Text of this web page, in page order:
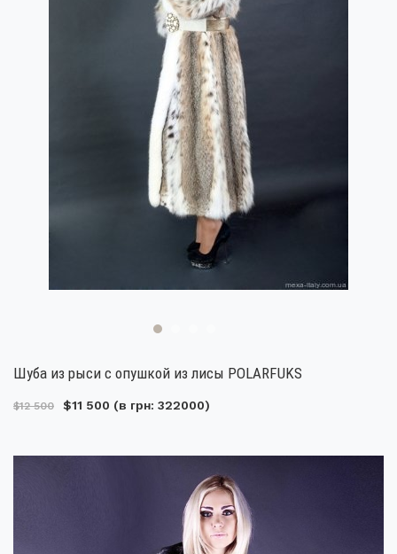
Шуба из рыси с опушкой из лисы POLARFUKS
$12 500 $11 500 (в грн: 322000)